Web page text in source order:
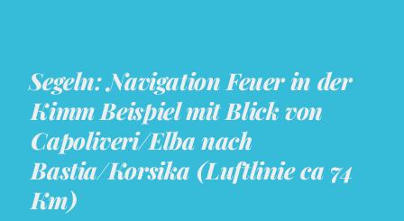
Segeln: Navigation Feuer in der
Kimm Beispiel mit Blick von
Capoliveri/Elba nach
Bastia/Korsika (Luftlinie ca 74
Km)